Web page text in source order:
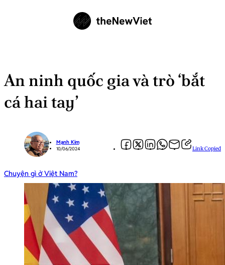
An ninh quốc gia và trò ‘bắt
cá hai tay’
Mạnh Kim
10/06/2024 Link Copied
Chuyện gì ở Việt Nam?